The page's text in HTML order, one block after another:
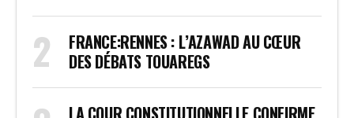
FRANCE:RENNES : L’AZAWAD AU CŒUR
DES DÉBATS TOUAREGS
LA COUR CONSTITUTIONNELLE CONFIRME